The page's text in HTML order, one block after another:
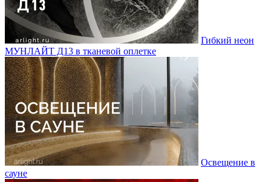
Гибкий неон
МУНЛАЙТ Д13 в тканевой оплетке
Освещение в
сауне